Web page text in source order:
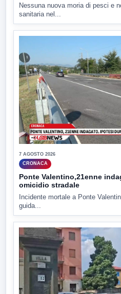
Nessuna nuova moria di pesci e
sanitaria nel...
7 AGOSTO 2026
CRONACA
Ponte Valentino,21enne
omicidio stradale
Incidente mortale a Ponte
guida...